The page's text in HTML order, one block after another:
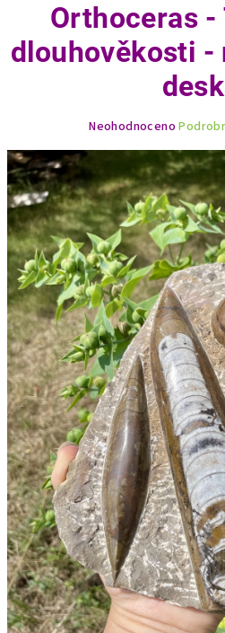
Orthoceras
dlouhověkosti -
produktu
je
0,0
z
5
hvězdiček.
Neohodnoceno